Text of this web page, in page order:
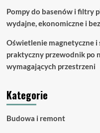
Pompy do basenów i filtry
wydajne, ekonomiczne i
Oświetlenie magnetyczne
praktyczny przewodnik po
wymagających przestrzeni
Kategorie
Budowa i remont